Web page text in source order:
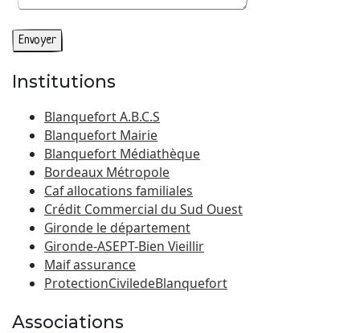
Institutions
Blanquefort A.B.C.S
Blanquefort Mairie
Blanquefort Médiathèque
Bordeaux Métropole
Caf allocations familiales
Crédit Commercial du Sud Ouest
Gironde le département
Gironde-ASEPT-Bien Vieillir
Maif assurance
ProtectionCiviledeBlanquefort
Associations